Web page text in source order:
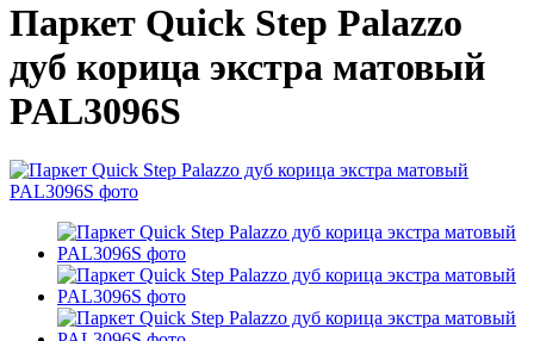
Паркет Quick Step Palazzo
дуб корица экстра матовый
PAL3096S